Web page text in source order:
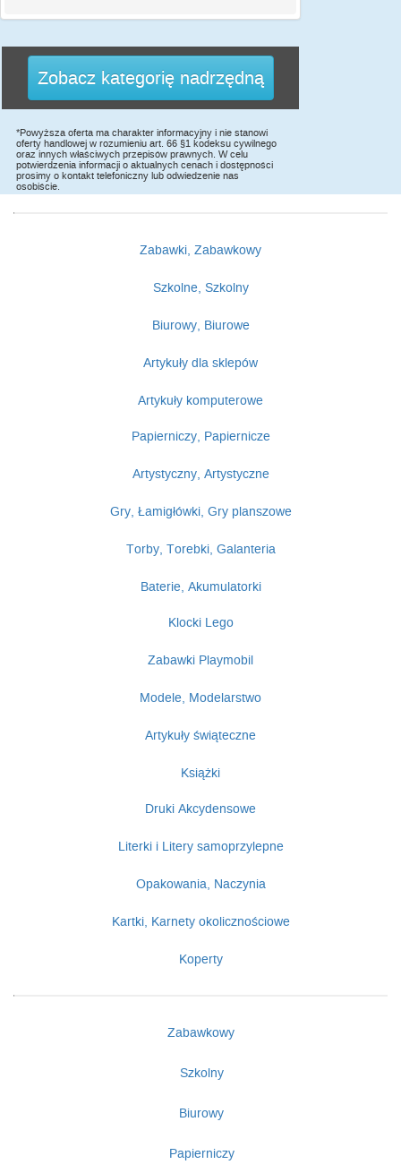
Zobacz kategorię nadrzędną
*Powyższa oferta ma charakter informacyjny i nie stanowi
oferty handlowej w rozumieniu art. 66 §1 kodeksu cywilnego
oraz innych właściwych przepisów prawnych. W celu
potwierdzenia informacji o aktualnych cenach i dostępności
prosimy o kontakt telefoniczny lub odwiedzenie nas
osobiście.
Zabawki, Zabawkowy
Szkolne, Szkolny
Biurowy, Biurowe
Artykuły dla sklepów
Artykuły komputerowe
Papierniczy, Papiernicze
Artystyczny, Artystyczne
Gry, Łamigłówki, Gry planszowe
Torby, Torebki, Galanteria
Baterie, Akumulatorki
Klocki Lego
Zabawki Playmobil
Modele, Modelarstwo
Artykuły świąteczne
Książki
Druki Akcydensowe
Literki i Litery samoprzylepne
Opakowania, Naczynia
Kartki, Karnety okolicznościowe
Koperty
Zabawkowy
Szkolny
Biurowy
Papierniczy